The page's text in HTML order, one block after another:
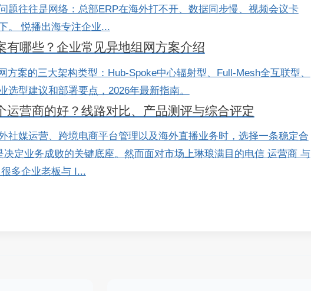
题往往是网络：总部ERP在海外打不开、数据同步慢、视频会议卡
。 悦播出海专注企业...
有哪些？企业常见异地组网方案介绍
方案的三大架构类型：Hub-Spoke中心辐射型、Full-Mesh全互联型、
选型建议和部署要点，2026年最新指南。
运营商的好？线路对比、产品测评与综合评定
社媒运营、跨境电商平台管理以及海外直播业务时，选择一条稳定合
定业务成败的关键底座。然而面对市场上琳琅满目的电信 运营商 与
多企业老板与 I...